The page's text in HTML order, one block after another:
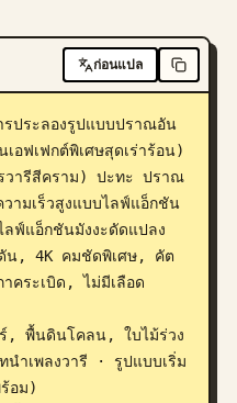
ก่อนแปล
ประลองรูปแบบปราณอัน
ฟเฟกต์พิเศษสุดเร่าร้อน)
วารีสีคราม) ปะทะ ปราณ
มเร็วสูงแบบไลฟ์แอ็กชัน
ฟ์แอ็กชันมังงะดัดแปลง
น, 4K คมชัดพิเศษ, คัต
คระเบิด, ไม่มีเลือด
ร์, พื้นดินโคลน, ใบไม้ร่วง
เพลงวารี · รูปแบบเริ่ม
อม)